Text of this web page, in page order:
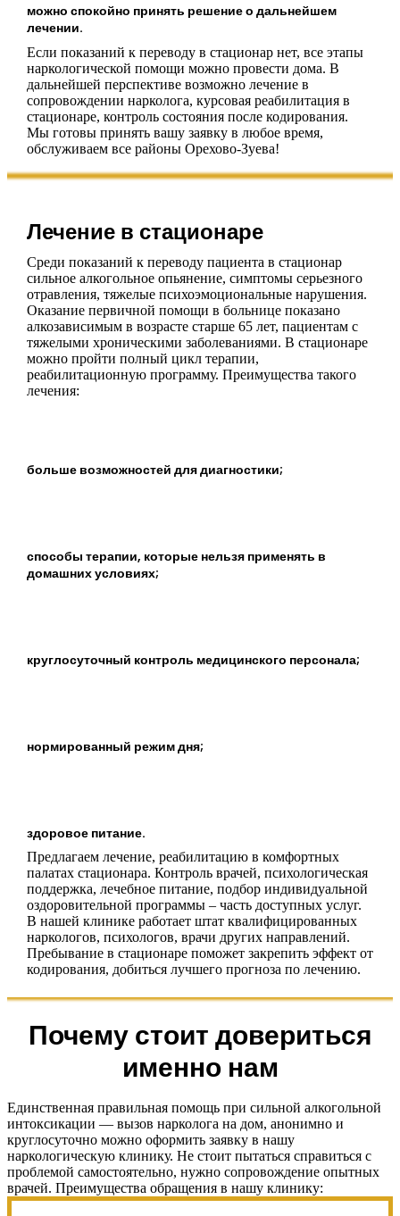
можно спокойно принять решение о дальнейшем
лечении.
Если показаний к переводу в стационар нет, все этапы
наркологической помощи можно провести дома. В
дальнейшей перспективе возможно лечение в
сопровождении нарколога, курсовая реабилитация в
стационаре, контроль состояния после кодирования.
Мы готовы принять вашу заявку в любое время,
обслуживаем все районы Орехово-Зуева!
Лечение в стационаре
Среди показаний к переводу пациента в стационар
сильное алкогольное опьянение, симптомы серьезного
отравления, тяжелые психоэмоциональные нарушения.
Оказание первичной помощи в больнице показано
алкозависимым в возрасте старше 65 лет, пациентам с
тяжелыми хроническими заболеваниями. В стационаре
можно пройти полный цикл терапии,
реабилитационную программу. Преимущества такого
лечения:
больше возможностей для диагностики;
способы терапии, которые нельзя применять в
домашних условиях;
круглосуточный контроль медицинского персонала;
нормированный режим дня;
здоровое питание.
Предлагаем лечение, реабилитацию в комфортных
палатах стационара. Контроль врачей, психологическая
поддержка, лечебное питание, подбор индивидуальной
оздоровительной программы – часть доступных услуг.
В нашей клинике работает штат квалифицированных
наркологов, психологов, врачи других направлений.
Пребывание в стационаре поможет закрепить эффект от
кодирования, добиться лучшего прогноза по лечению.
Почему стоит довериться
именно нам
Единственная правильная помощь при сильной алкогольной
интоксикации — вызов нарколога на дом, анонимно и
круглосуточно можно оформить заявку в нашу
наркологическую клинику. Не стоит пытаться справиться с
проблемой самостоятельно, нужно сопровождение опытных
врачей. Преимущества обращения в нашу клинику: